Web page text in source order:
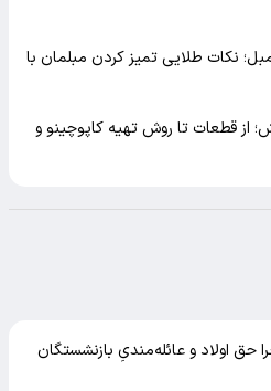
نکات طلایی تمیز کردن مبلمان با
از قطعات تا روش تهیه کاپوچینو و
حق اولاد و عائله‌مندیِ بازنشستگان